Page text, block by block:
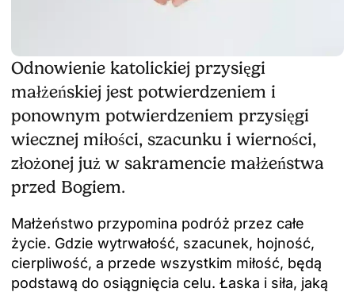
Odnowienie katolickiej przysięgi
małżeńskiej jest potwierdzeniem i
ponownym potwierdzeniem przysięgi
wiecznej miłości, szacunku i wierności,
złożonej już w sakramencie małżeństwa
przed Bogiem.
Małżeństwo przypomina podróż przez całe
życie. Gdzie wytrwałość, szacunek, hojność,
cierpliwość, a przede wszystkim miłość, będą
podstawą do osiągnięcia celu. Łaska i siła, jaką